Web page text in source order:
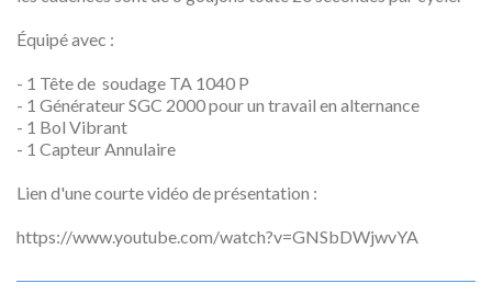
Équipé avec :
- 1 Tête de soudage TA 1040 P
- 1 Générateur SGC 2000 pour un travail en alternance
- 1 Bol Vibrant
- 1 Capteur Annulaire
Lien d'une courte vidéo de présentation :
https://www.youtube.com/watch?v=GNSbDWjwvYA